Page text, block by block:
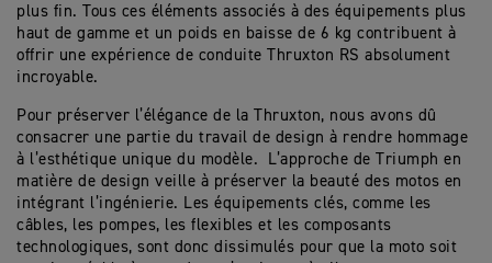
plus fin. Tous ces éléments associés à des équipements plus
haut de gamme et un poids en baisse de 6 kg contribuent à
offrir une expérience de conduite Thruxton RS absolument
incroyable.
Pour préserver l’élégance de la Thruxton, nous avons dû
consacrer une partie du travail de design à rendre hommage
à l’esthétique unique du modèle. L’approche de Triumph en
matière de design veille à préserver la beauté des motos en
intégrant l’ingénierie. Les équipements clés, comme les
câbles, les pompes, les flexibles et les composants
technologiques, sont donc dissimulés pour que la moto soit